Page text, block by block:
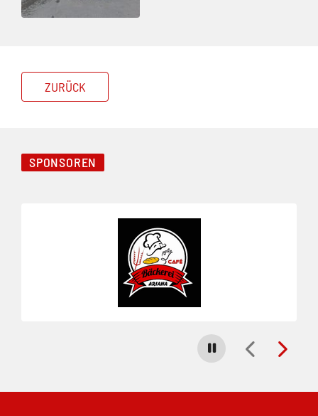
ZURÜCK
SPONSOREN
Carousel stoppen